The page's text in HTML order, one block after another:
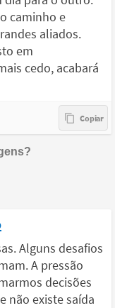
caminho e
aliados.
em
cedo, acabará
Alguns desafios
A pressão
decisões
não existe saída